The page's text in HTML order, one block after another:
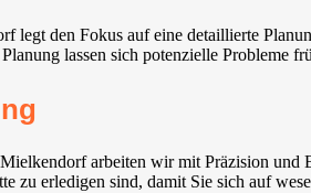
legt den Fokus auf eine detaillierte
lassen sich potenzielle Probleme
arbeiten wir mit Präzision und
zu erledigen sind, damit Sie sich auf